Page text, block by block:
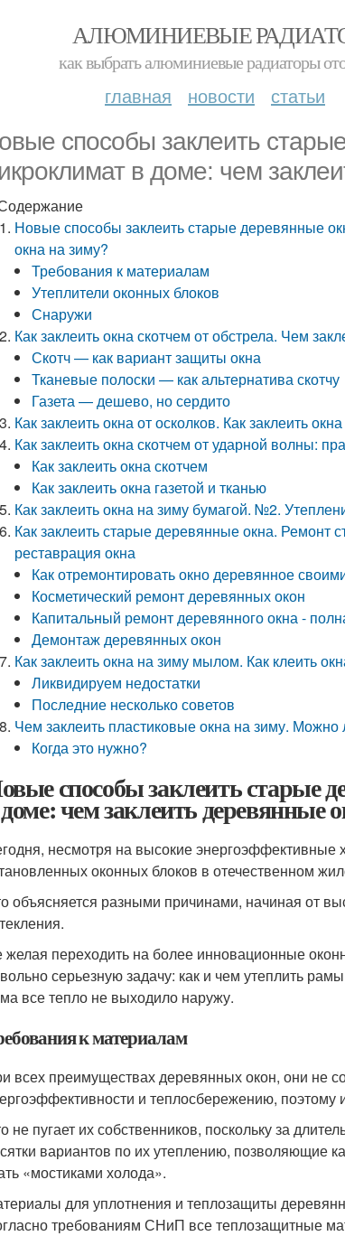
АЛЮМИНИЕВЫЕ
как выбрать алюминиевые радиаторы
главная новости статьи
способы заклеить
в доме: чем
Новые способы заклеить старые деревянные
окна на зиму?
Требования к материалам
Утеплители оконных блоков
Снаружи
Как заклеить окна скотчем от обстрела. Чем
Скотч — как вариант защиты окна
Тканевые полоски — как альтернатива скотчу
Газета — дешево, но сердито
Как заклеить окна от осколков. Как заклеить
Как заклеить окна скотчем от ударной волны:
Как заклеить окна скотчем
Как заклеить окна газетой и тканью
Как заклеить окна на зиму бумагой. №2.
Как заклеить старые деревянные окна. Ремонт
реставрация окна
Как отремонтировать окно деревянное
Косметический ремонт деревянных окон
Капитальный ремонт деревянного окна -
Демонтаж деревянных окон
Как заклеить окна на зиму мылом. Как клеить
Ликвидируем недостатки
Последние несколько советов
Чем заклеить пластиковые окна на зиму. Можно
Когда это нужно?
способы заклеить старые
чем заклеить деревянные
несмотря на высокие энергоэффективные
оконных блоков в отечественном
объясняется разными причинами, начиная от
желая переходить на более инновационные
серьезную задачу: как и чем утеплить
все тепло не выходило наружу.
к материалам
всех преимуществах деревянных окон, они не
и теплосбережению, поэтому
не пугает их собственников, поскольку за
вариантов по их утеплению, позволяющие
«мостиками холода».
для уплотнения и теплозащиты
требованиям СНиП все теплозащитные